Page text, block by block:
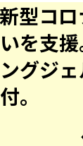
型コ
を支
グジ
。